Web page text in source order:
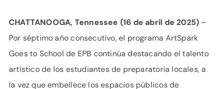
CHATTANOOGA, Tennessee (16 de abril de 2025) –
Por séptimo año consecutivo, el programa ArtSpark
Goes to School de EPB continúa destacando el talento
artístico de los estudiantes de preparatoria locales, a
la vez que embellece los espacios públicos de